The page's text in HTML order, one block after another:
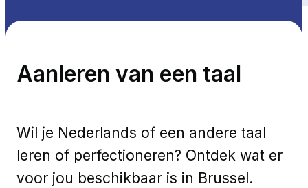
Aanleren van een taal
Wil je Nederlands of een andere taal
leren of perfectioneren? Ontdek wat er
voor jou beschikbaar is in Brussel.